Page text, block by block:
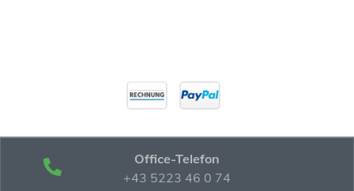
Office-Telefon
+43 5223 46 0 74